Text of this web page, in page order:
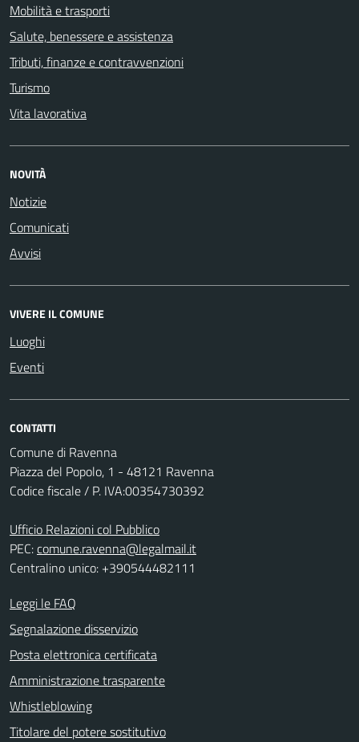
Mobilità e trasporti
Salute, benessere e assistenza
Tributi, finanze e contravvenzioni
Turismo
Vita lavorativa
NOVITÀ
Notizie
Comunicati
Avvisi
VIVERE IL COMUNE
Luoghi
Eventi
CONTATTI
Comune di Ravenna
Piazza del Popolo, 1 - 48121 Ravenna
Codice fiscale / P. IVA:00354730392
Ufficio Relazioni col Pubblico
PEC:comune.ravenna@legalmail.it
Centralino unico: +390544482111
Leggi le FAQ
Segnalazione disservizio
Posta elettronica certificata
Amministrazione trasparente
Whistleblowing
Titolare del potere sostitutivo